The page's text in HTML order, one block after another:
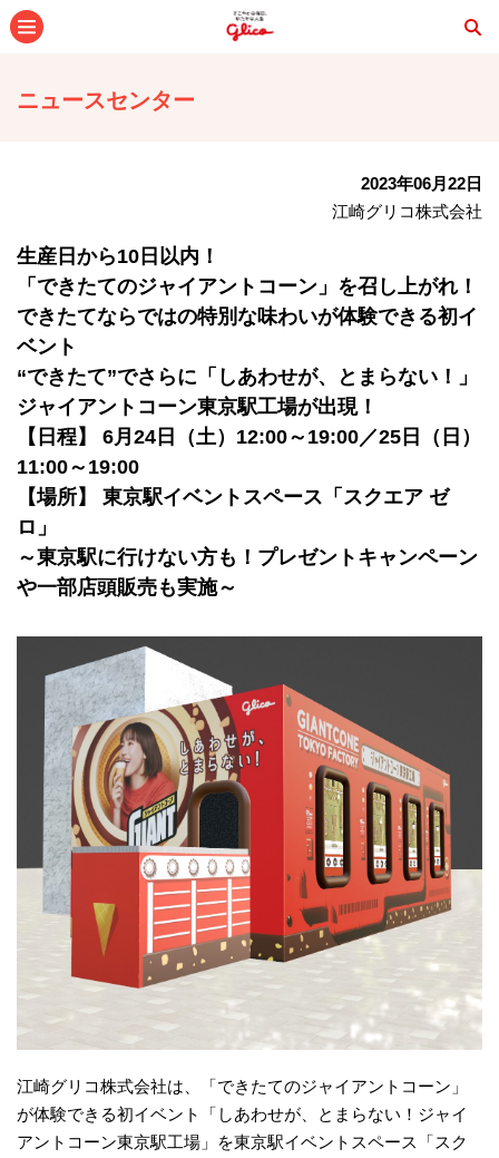
ニュースセンター
2023年06月22日
江崎グリコ株式会社
生産日から10日以内！
「できたてのジャイアントコーン」を召し上がれ！
できたてならではの特別な味わいが体験できる初イ
ベント
“できたて”でさらに「しあわせが、とまらない！」
ジャイアントコーン東京駅工場が出現！
【日程】 6月24日（土）12:00～19:00／25日（日）
11:00～19:00
【場所】 東京駅イベントスペース「スクエア ゼ
ロ」
～東京駅に行けない方も！プレゼントキャンペーン
や一部店頭販売も実施～
江崎グリコ株式会社は、「できたてのジャイアントコーン」
が体験できる初イベント「しあわせが、とまらない！ジャイ
アントコーン東京駅工場」を東京駅イベントスペース「スク